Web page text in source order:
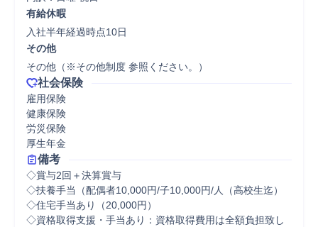
有給休暇
入社半年経過時点10日
その他
その他（※その他制度 参照ください。）
社会保険
雇用保険
健康保険
労災保険
厚生年金
備考
◇賞与2回＋決算賞与
◇扶養手当（配偶者10,000円/子10,000円/人（高校生迄）
◇住宅手当あり（20,000円）
◇資格取得支援・手当あり：資格取得費用は全額負担致し